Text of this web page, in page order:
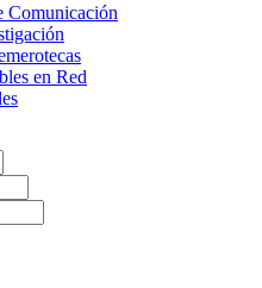
Comunicación
en Red